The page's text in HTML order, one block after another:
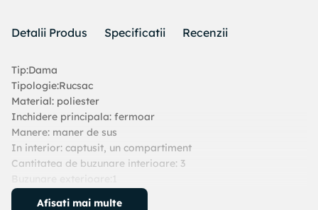
Detalii Produs Specificatii Recenzii
Tip:Dama
Tipologie:Rucsac
Material: poliester
Inchidere principala: fermoar
Manere: maner de sus
In interior: captusit, un compartiment
Cantitatea de buzunare interioare: 3
Latime in cm:30
Afisati mai multe